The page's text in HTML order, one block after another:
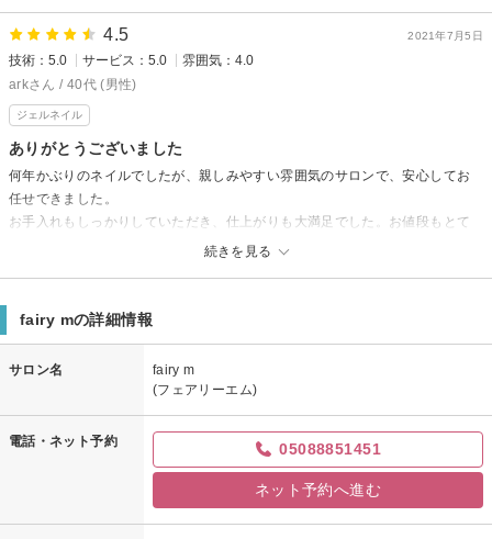
2021年7月5日
4.5
技術：5.0 サービス：5.0
雰囲気：4.0
arkさん / 40代 (男性)
ジェルネイル
ありがとうございました
続きを見る
何年かぶりのネイルでしたが、親しみやすい雰囲気のサロンで、安心してお
任せできました。
お手入れもしっかりしていただき、仕上がりも大満足でした。お値段もとて
も良心的でありがたかったです。
fairy mからの返信
嬉しい口コミを書いて頂きありがとうございます🙏是非またの御来店お待
ちしております☺✨毎日。暑い日々が、続いておりますのでお身体にお気
fairy mの詳細情報
サロン名
fairy m
(フェアリーエム)
電話・ネット予約 05088851451
ネット予約へ進む